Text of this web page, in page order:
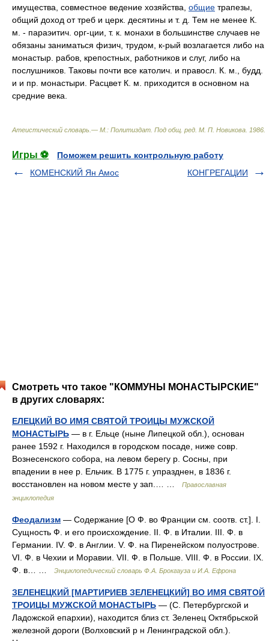
имущества, совместное ведение хозяйства, общие трапезы,
общий доход от треб и церк. десятины и т. д. Тем не менее К.
м. - параэитич. орг-ции, т. к. монахи в большинстве случаев не
обязаны заниматься физич, трудом, к-рый возлагается либо на
монастыр. рабов, крепостных, работников и слуг, либо на
послушников. Таковы почти все католич. и правосл. К. м., будд.
и и пр. монастыри. Расцвет К. м. приходится в основном на
средние века.
Атеистический словарь.— М.: Политиздат Под общ. ред. М. П. Новикова 1986
Игры ⚽
Поможем решить контрольную работу
КОМЕНСКИЙ Ян Амос
КОНГРЕГАЦИИ
Смотреть что такое "КОММУНЫ МОНАСТЫРСКИЕ"
в других словарях:
ЕЛЕЦКИЙ ВО ИМЯ СВЯТОЙ ТРОИЦЫ МУЖСКОЙ
МОНАСТЫРЬ — в г. Ельце (ныне Липецкой обл.), основан
ранее 1592 г. Находился в городском посаде, ниже совр.
Вознесенского собора, на левом берегу р. Сосны, при
впадении в нее р. Ельчик. В 1775 г. упразднен, в 1836 г.
восстановлен на новом месте у зап.… …
Православная
энциклопедия
Феодализм — Содержание [О Ф. во Франции см. соотв. ст.]. I.
Сущность Ф. и его происхождение. II. Ф. в Италии. III. Ф. в
Германии. IV. Ф. в Англии. V. Ф. на Пиренейском полуострове.
VI. Ф. в Чехии и Моравии. VII. Ф. в Польше. VIII. Ф. в России. IX.
Ф. в… …
Энциклопедический словарь Ф.А. Брокгауза и И.А. Ефрона
ЗЕЛЕНЕЦКИЙ [МАРТИРИЕВ ЗЕЛЕНЕЦКИЙ] ВО ИМЯ СВЯТОЙ
ТРОИЦЫ МУЖСКОЙ МОНАСТЫРЬ — (С. Петербургской и
Ладожской епархии), находится близ ст. Зеленец Октябрьской
железной дороги (Волховский р н Ленинградской обл.).